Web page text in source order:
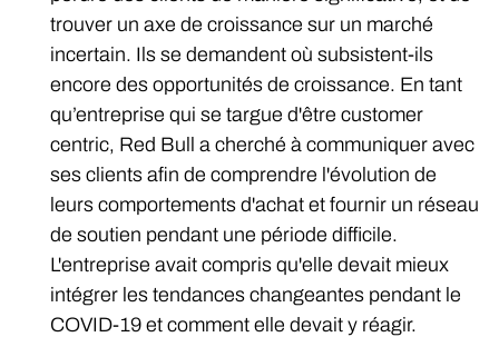
trouver un axe de croissance sur un marché
incertain. Ils se demandent où subsistent-ils
encore des opportunités de croissance. En tant
qu’entreprise qui se targue d'être customer
centric, Red Bull a cherché à communiquer avec
ses clients afin de comprendre l'évolution de
leurs comportements d'achat et fournir un réseau
de soutien pendant une période difficile.
L'entreprise avait compris qu'elle devait mieux
intégrer les tendances changeantes pendant le
COVID-19 et comment elle devait y réagir.